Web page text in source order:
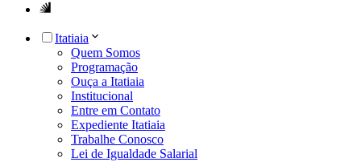
Itatiaia
Quem Somos
Programação
Ouça a Itatiaia
Institucional
Entre em Contato
Expediente Itatiaia
Trabalhe Conosco
Lei de Igualdade Salarial